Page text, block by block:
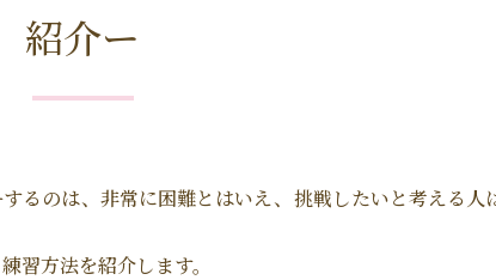
紹介ー
るのは、非常に困難とはいえ、挑戦したいと考える人
習方法を紹介します。